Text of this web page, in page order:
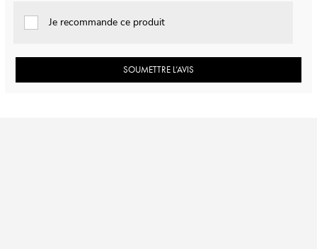
Je recommande ce produit
SOUMETTRE L’AVIS